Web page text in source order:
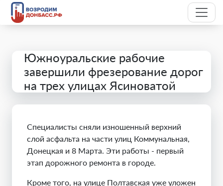
Южноуральские рабочие
завершили фрезерование дорог
на трех улицах Ясиноватой
Специалисты сняли изношенный верхний
слой асфальта на части улиц Коммунальная,
Донецкая и 8 Марта. Эти работы - первый
этап дорожного ремонта в городе.
Кроме того, на улице Полтавская уже уложен